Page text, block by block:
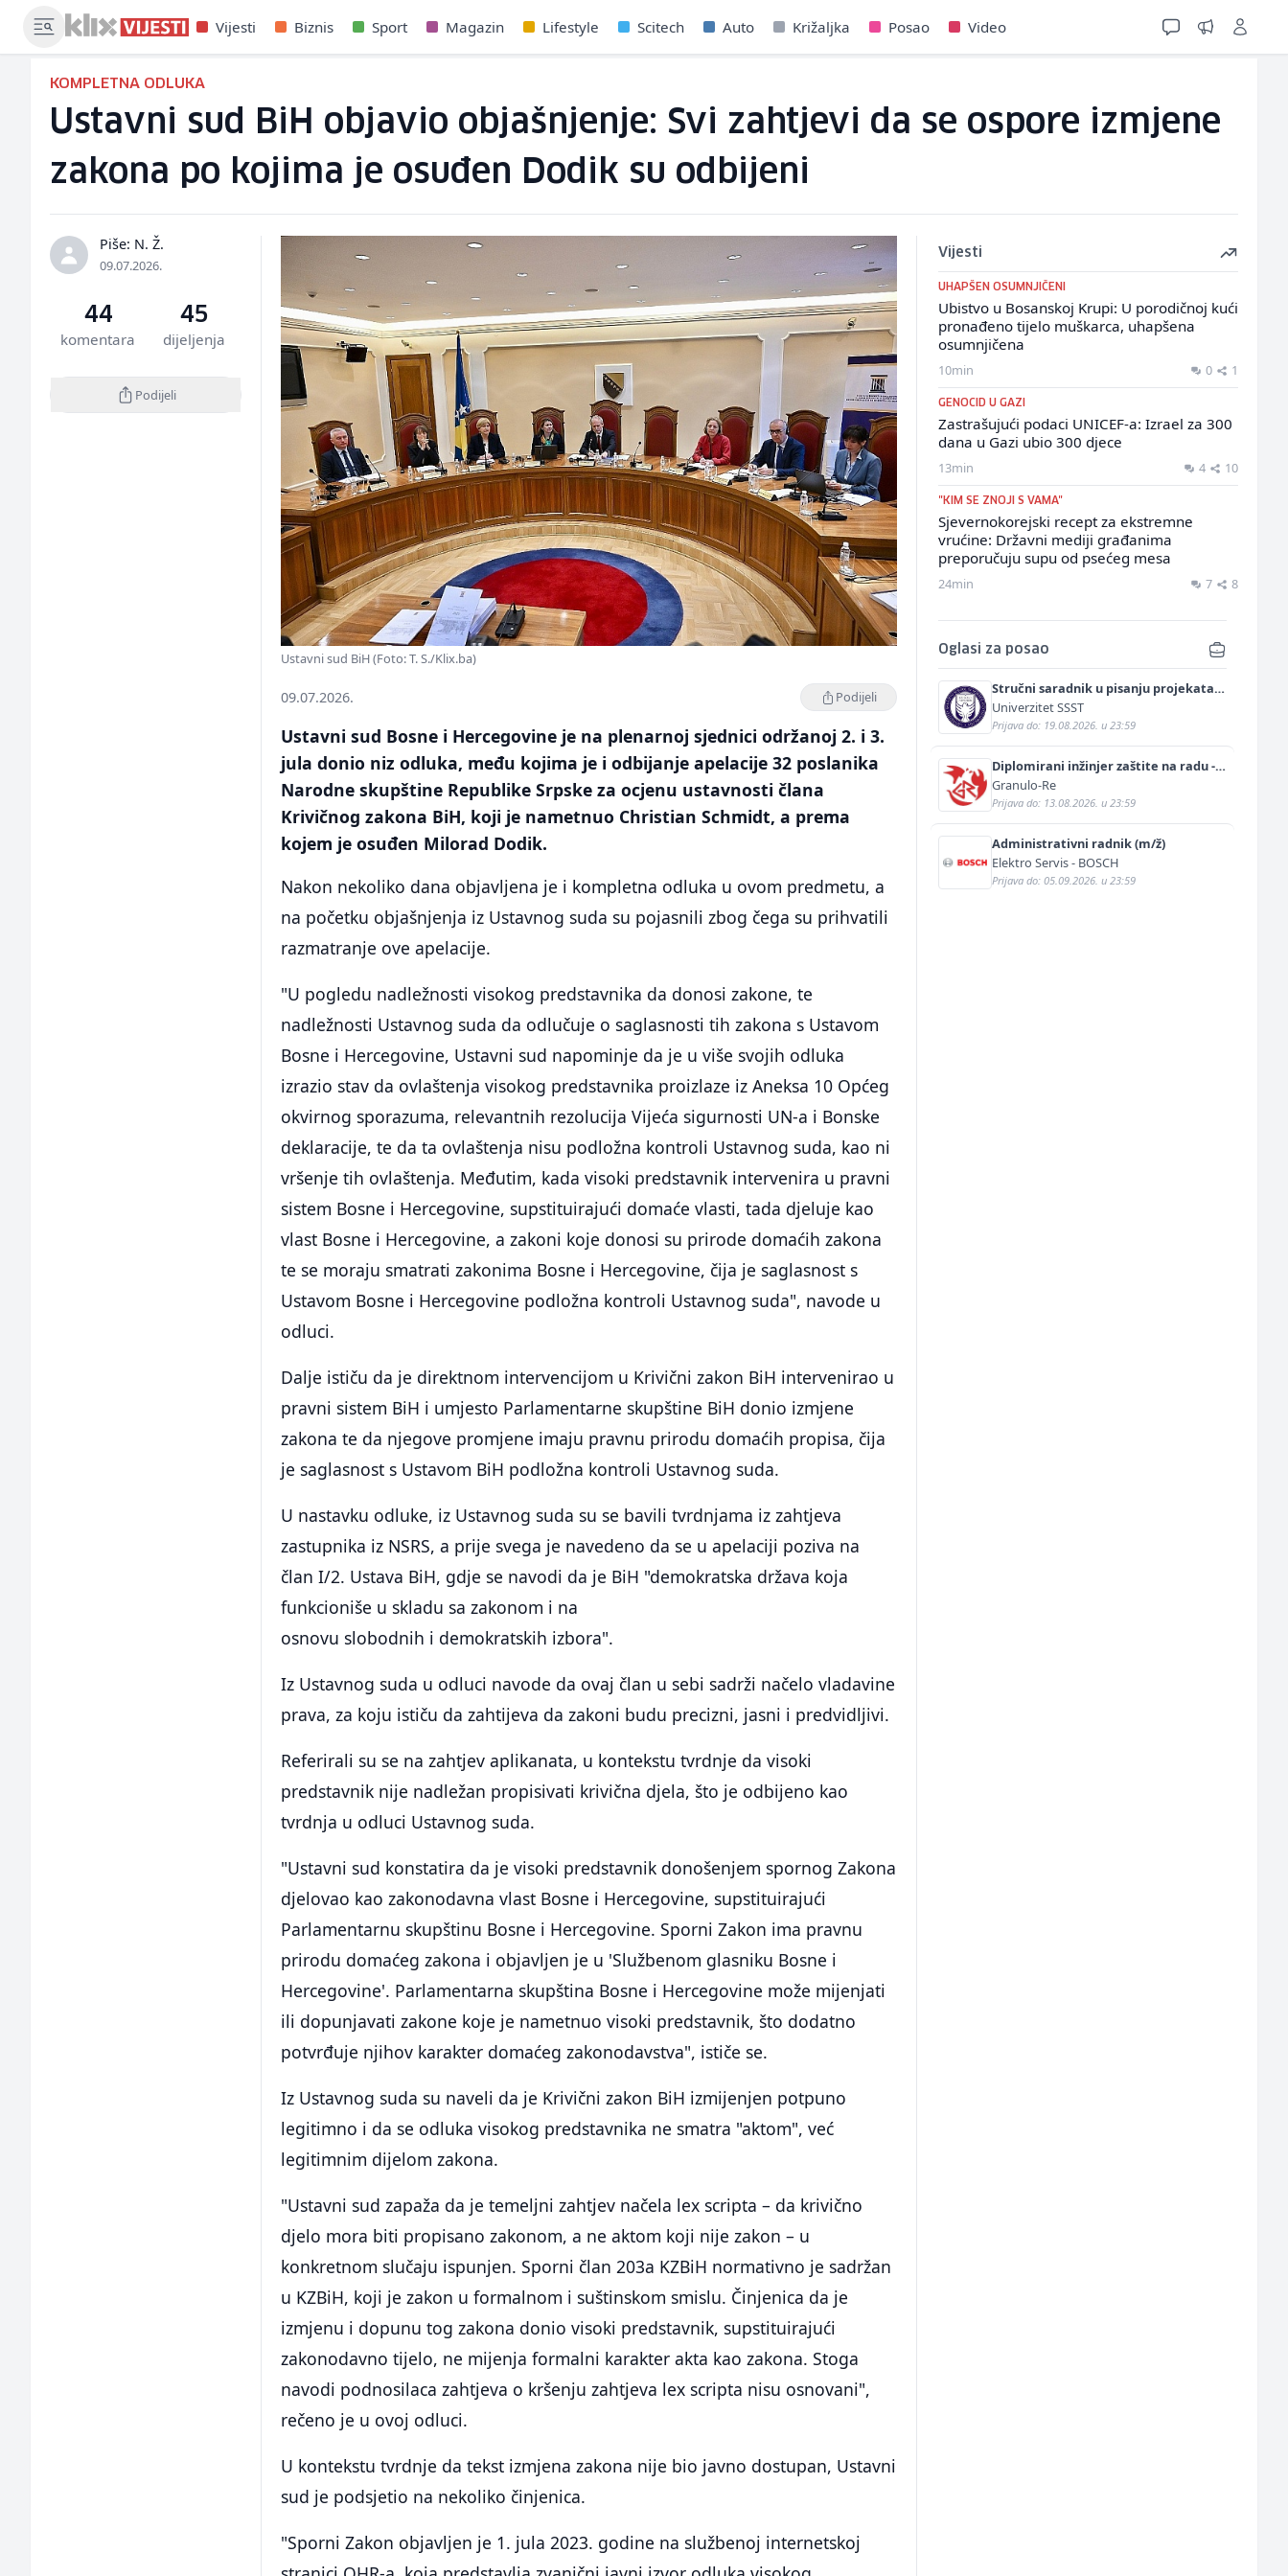
Vijesti Biznis Sport Magazin Lifestyle Scitech Auto Križaljka Posao Video
KOMPLETNA ODLUKA
Ustavni sud BiH objavio objašnjenje: Svi zahtjevi da se ospore izmjene
zakona po kojima je osuđen Dodik su odbijeni
Piše: N. Ž.
09.07.2026.
44
komentara
45
dijeljenja
Podijeli
Ustavni sud BiH (Foto: T. S./Klix.ba)
09.07.2026. Podijeli
Ustavni sud Bosne i Hercegovine je na plenarnoj sjednici održanoj 2. i 3.
jula donio niz odluka, među kojima je i odbijanje apelacije 32 poslanika
Narodne skupštine Republike Srpske za ocjenu ustavnosti člana
Krivičnog zakona BiH, koji je nametnuo Christian Schmidt, a prema
kojem je osuđen Milorad Dodik.
Nakon nekoliko dana objavljena je i kompletna odluka u ovom predmetu, a
na početku objašnjenja iz Ustavnog suda su pojasnili zbog čega su prihvatili
razmatranje ove apelacije.
"U pogledu nadležnosti visokog predstavnika da donosi zakone, te
nadležnosti Ustavnog suda da odlučuje o saglasnosti tih zakona s Ustavom
Bosne i Hercegovine, Ustavni sud napominje da je u više svojih odluka
izrazio stav da ovlaštenja visokog predstavnika proizlaze iz Aneksa 10 Općeg
okvirnog sporazuma, relevantnih rezolucija Vijeća sigurnosti UN-a i Bonske
deklaracije, te da ta ovlaštenja nisu podložna kontroli Ustavnog suda, kao ni
vršenje tih ovlaštenja. Međutim, kada visoki predstavnik intervenira u pravni
sistem Bosne i Hercegovine, supstituirajući domaće vlasti, tada djeluje kao
vlast Bosne i Hercegovine, a zakoni koje donosi su prirode domaćih zakona
te se moraju smatrati zakonima Bosne i Hercegovine, čija je saglasnost s
Ustavom Bosne i Hercegovine podložna kontroli Ustavnog suda", navode u
odluci.
Dalje ističu da je direktnom intervencijom u Krivični zakon BiH intervenirao u
pravni sistem BiH i umjesto Parlamentarne skupštine BiH donio izmjene
zakona te da njegove promjene imaju pravnu prirodu domaćih propisa, čija
je saglasnost s Ustavom BiH podložna kontroli Ustavnog suda.
U nastavku odluke, iz Ustavnog suda su se bavili tvrdnjama iz zahtjeva
zastupnika iz NSRS, a prije svega je navedeno da se u apelaciji poziva na
član I/2. Ustava BiH, gdje se navodi da je BiH "demokratska država koja
funkcioniše u skladu sa zakonom i na
osnovu slobodnih i demokratskih izbora".
Iz Ustavnog suda u odluci navode da ovaj član u sebi sadrži načelo vladavine
prava, za koju ističu da zahtijeva da zakoni budu precizni, jasni i predvidljivi.
Referirali su se na zahtjev aplikanata, u kontekstu tvrdnje da visoki
predstavnik nije nadležan propisivati krivična djela, što je odbijeno kao
tvrdnja u odluci Ustavnog suda.
"Ustavni sud konstatira da je visoki predstavnik donošenjem spornog Zakona
djelovao kao zakonodavna vlast Bosne i Hercegovine, supstituirajući
Parlamentarnu skupštinu Bosne i Hercegovine. Sporni Zakon ima pravnu
prirodu domaćeg zakona i objavljen je u 'Službenom glasniku Bosne i
Hercegovine'. Parlamentarna skupština Bosne i Hercegovine može mijenjati
ili dopunjavati zakone koje je nametnuo visoki predstavnik, što dodatno
potvrđuje njihov karakter domaćeg zakonodavstva", ističe se.
Iz Ustavnog suda su naveli da je Krivični zakon BiH izmijenjen potpuno
legitimno i da se odluka visokog predstavnika ne smatra "aktom", već
legitimnim dijelom zakona.
"Ustavni sud zapaža da je temeljni zahtjev načela lex scripta – da krivično
djelo mora biti propisano zakonom, a ne aktom koji nije zakon – u
konkretnom slučaju ispunjen. Sporni član 203a KZBiH normativno je sadržan
u KZBiH, koji je zakon u formalnom i suštinskom smislu. Činjenica da je
izmjenu i dopunu tog zakona donio visoki predstavnik, supstituirajući
zakonodavno tijelo, ne mijenja formalni karakter akta kao zakona. Stoga
navodi podnosilaca zahtjeva o kršenju zahtjeva lex scripta nisu osnovani",
rečeno je u ovoj odluci.
U kontekstu tvrdnje da tekst izmjena zakona nije bio javno dostupan, Ustavni
sud je podsjetio na nekoliko činjenica.
"Sporni Zakon objavljen je 1. jula 2023. godine na službenoj internetskoj
Vijesti
UHAPŠEN OSUMNJIČENI
Ubistvo u Bosanskoj Krupi: U porodičnoj kući
pronađeno tijelo muškarca, uhapšena
osumnjičena
10min 0 1
GENOCID U GAZI
Zastrašujući podaci UNICEF-a: Izrael za 300
dana u Gazi ubio 300 djece
13min 4 10
"KIM SE ZNOJI S VAMA"
Sjevernokorejski recept za ekstremne
vrućine: Državni mediji građanima
preporučuju supu od psećeg mesa
24min 7 8
Oglasi za posao
Stručni saradnik u pisanju projekata
(m/ž)
Univerzitet SSST
Prijava do: 19.08.2026. u 23:59
Diplomirani inžinjer zaštite na radu -
Bachelor inžinjer sigurnosti i pomoći
(m/ž)
Granulo-Re
Prijava do: 13.08.2026. u 23:59
Administrativni radnik (m/ž)
Elektro Servis - BOSCH
Prijava do: 05.09.2026. u 23:59